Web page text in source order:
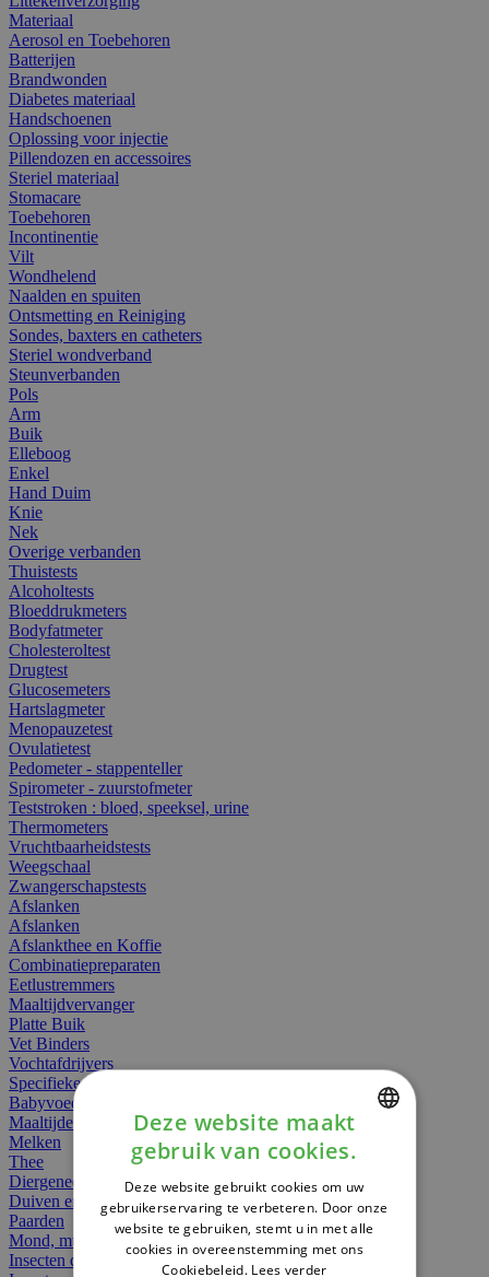
Materiaal
Aerosol en Toebehoren
Batterijen
Brandwonden
Diabetes materiaal
Handschoenen
Oplossing voor injectie
Pillendozen en accessoires
Steriel materiaal
Stomacare
Toebehoren
Incontinentie
Vilt
Wondhelend
Naalden en spuiten
Ontsmetting en Reiniging
Sondes, baxters en catheters
Steriel wondverband
Steunverbanden
Pols
Arm
Buik
Elleboog
Enkel
Hand Duim
Knie
Nek
Overige verbanden
Thuistests
Alcoholtests
Bloeddrukmeters
Bodyfatmeter
Cholesteroltest
Drugtest
Glucosemeters
Hartslagmeter
Menopauzetest
Ovulatietest
Pedometer - stappenteller
Spirometer - zuurstofmeter
Teststroken : bloed, speeksel, urine
Thermometers
Vruchtbaarheidstests
Weegschaal
Zwangerschapstests
Afslanken
Afslanken
Afslankthee en Koffie
Combinatiepreparaten
Eetlustremmers
Maaltijdvervanger
Platte Buik
Vet Binders
Vochtafdrijvers
Specifieke Voeding
Babyvoeding
Maaltijden
Melken
Thee
Diergeneesmiddelen
Duiven en vogels
Paarden
Mond, muil of snavel
Insecten dieren
DUTCH
FRENCH
ENGLISH
Deze website maakt
gebruik van cookies.
Deze website gebruikt cookies om uw
gebruikerservaring te verbeteren. Door onze
website te gebruiken, stemt u in met alle
cookies in overeenstemming met ons
Cookiebeleid. Lees verder